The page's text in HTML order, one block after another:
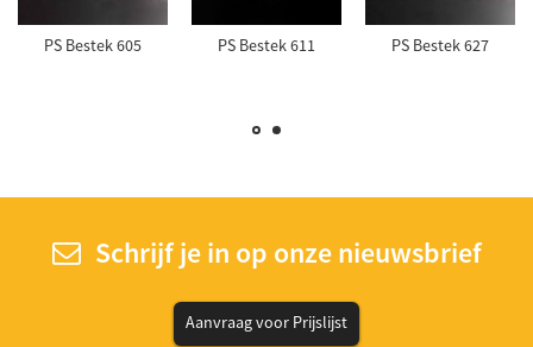
PS Bestek 605 PS Bestek 611 PS Bestek 627
Schrijf je in op onze nieuwsbrief
Aanvraag voor Prijslijst